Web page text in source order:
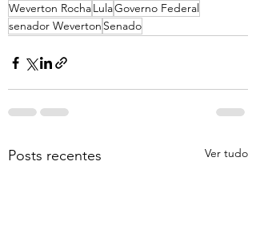
Weverton RochaLulaGoverno Federal
senador Weverton Senado
Posts recentes Ver tudo